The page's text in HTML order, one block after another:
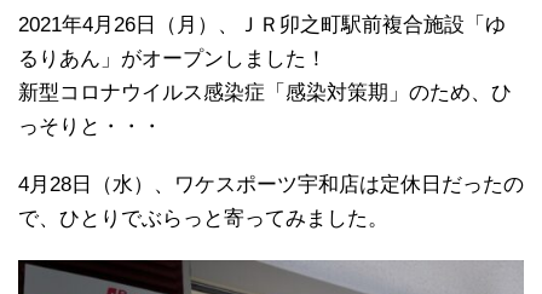
2021年4月26日（月）、ＪＲ卯之町駅前複合施設「ゆ
るりあん」がオープンしました！
新型コロナウイルス感染症「感染対策期」のため、ひ
っそりと・・・
4月28日（水）、ワケスポーツ宇和店は定休日だったの
で、ひとりでぶらっと寄ってみました。